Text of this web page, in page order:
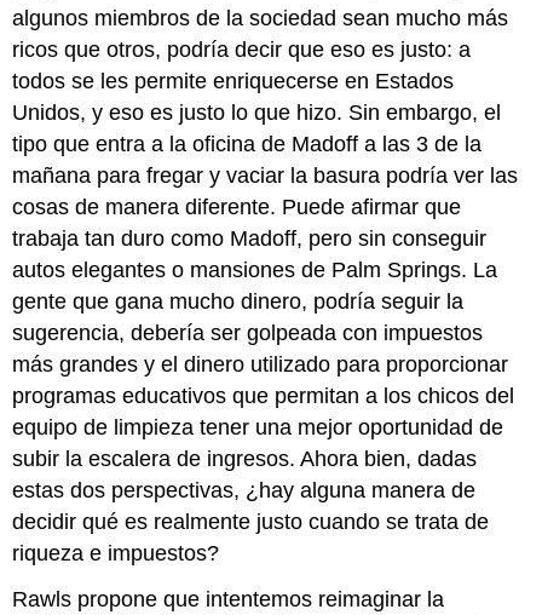
algunos miembros de la sociedad sean mucho más
ricos que otros, podría decir que eso es justo: a
todos se les permite enriquecerse en Estados
Unidos, y eso es justo lo que hizo. Sin embargo, el
tipo que entra a la oficina de Madoff a las 3 de la
mañana para fregar y vaciar la basura podría ver las
cosas de manera diferente. Puede afirmar que
trabaja tan duro como Madoff, pero sin conseguir
autos elegantes o mansiones de Palm Springs. La
gente que gana mucho dinero, podría seguir la
sugerencia, debería ser golpeada con impuestos
más grandes y el dinero utilizado para proporcionar
programas educativos que permitan a los chicos del
equipo de limpieza tener una mejor oportunidad de
subir la escalera de ingresos. Ahora bien, dadas
estas dos perspectivas, ¿hay alguna manera de
decidir qué es realmente justo cuando se trata de
riqueza e impuestos?
Rawls propone que intentemos reimaginar la